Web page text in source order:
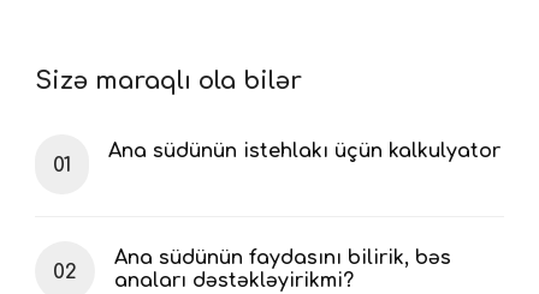
Sizə maraqlı ola bilər
Ana südünün istehlakı üçün kalkulyator
Ana südünün faydasını bilirik, bəs
anaları dəstəkləyirikmi?